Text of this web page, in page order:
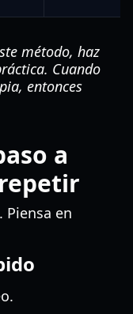
método, haz
Cuando
entonces
a
Piensa en